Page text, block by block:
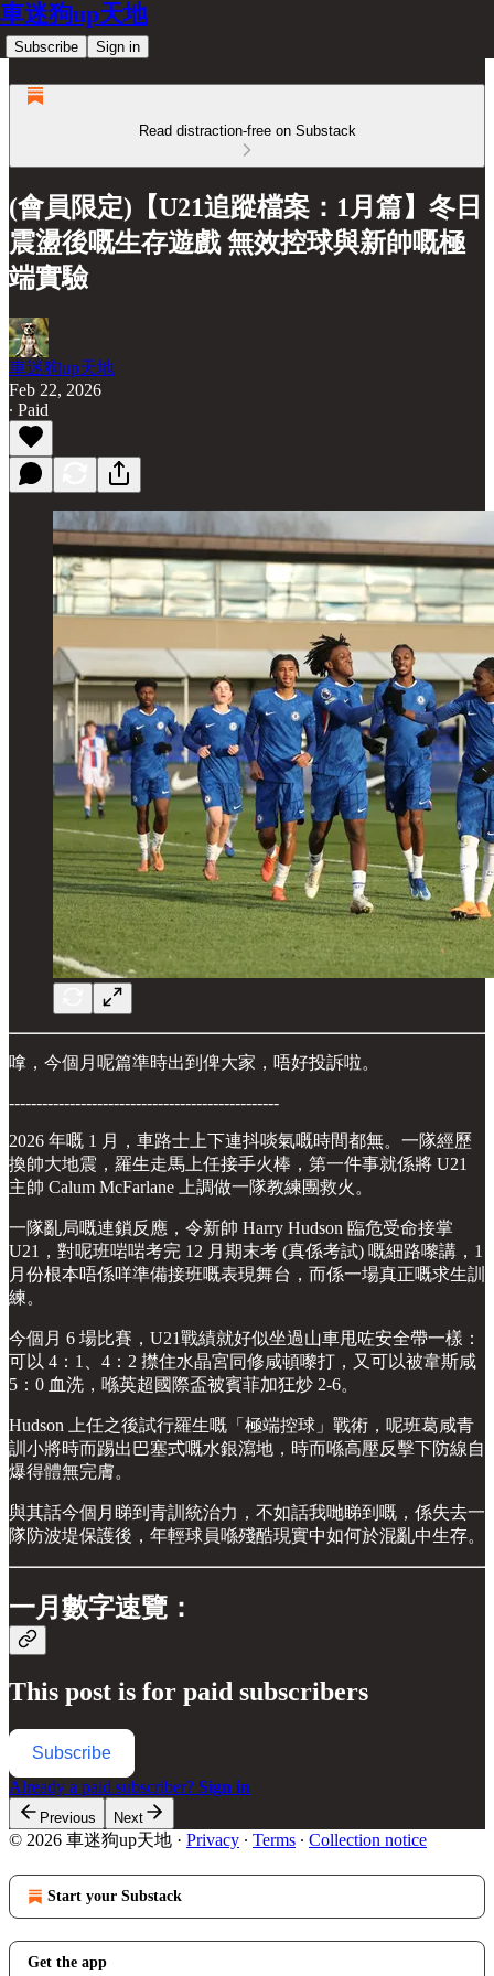
車迷狗up天地
Subscribe Sign in
Read distraction-free on Substack
(會員限定)【U21追蹤檔案：1月篇】冬日
震盪後嘅生存遊戲 無效控球與新帥嘅極
端實驗
車迷狗up天地
Feb 22, 2026
∙ Paid
嗱，今個月呢篇準時出到俾大家，唔好投訴啦。
-------------------------------------------------
2026 年嘅 1 月，車路士上下連抖啖氣嘅時間都無。一隊經歷
換帥大地震，羅生走馬上任接手火棒，第一件事就係將 U21
主帥 Calum McFarlane 上調做一隊教練團救火。
一隊亂局嘅連鎖反應，令新帥 Harry Hudson 臨危受命接掌
U21，對呢班啱啱考完 12 月期末考 (真係考試) 嘅細路嚟講，1
月份根本唔係咩準備接班嘅表現舞台，而係一場真正嘅求生訓
練。
今個月 6 場比賽，U21戰績就好似坐過山車甩咗安全帶一樣：
可以 4：1、4：2 㩒住水晶宮同修咸頓嚟打，又可以被韋斯咸
5：0 血洗，喺英超國際盃被賓菲加狂炒 2-6。
Hudson 上任之後試行羅生嘅「極端控球」戰術，呢班葛咸青
訓小將時而踢出巴塞式嘅水銀瀉地，時而喺高壓反擊下防線自
爆得體無完膚。
與其話今個月睇到青訓統治力，不如話我哋睇到嘅，係失去一
隊防波堤保護後，年輕球員喺殘酷現實中如何於混亂中生存。
一月數字速覽：
This post is for paid subscribers
Subscribe
Already a paid subscriber? Sign in
Previous Next
© 2026 車迷狗up天地 · Privacy ∙ Terms ∙ Collection notice
Start your Substack
Get the app